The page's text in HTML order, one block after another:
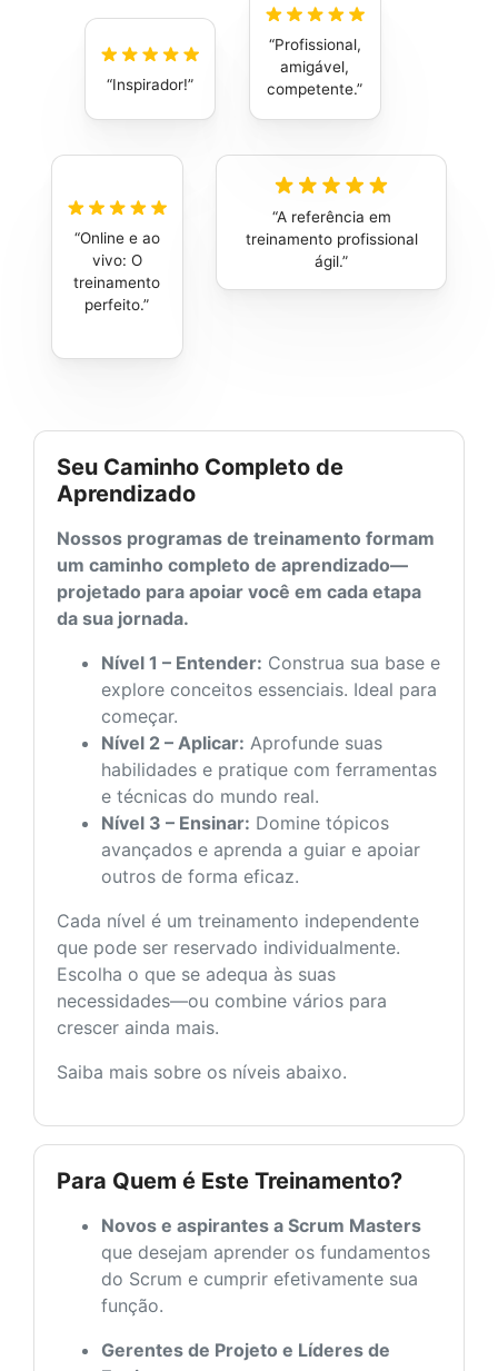
Inspirador!
Online e ao
vivo: O
treinamento
perfeito.
A referência em
treinamento profissional
ágil.
Profissional,
amigável,
competente.
Seu Caminho Completo de
Aprendizado
Nossos programas de treinamento formam
um caminho completo de aprendizado—
projetado para apoiar você em cada etapa
da sua jornada.
Nível 1 – Entender: Construa sua base e
explore conceitos essenciais. Ideal para
começar.
Nível 2 – Aplicar: Aprofunde suas
habilidades e pratique com ferramentas
e técnicas do mundo real.
Nível 3 – Ensinar: Domine tópicos
avançados e aprenda a guiar e apoiar
outros de forma eficaz.
Cada nível é um treinamento independente
que pode ser reservado individualmente.
Escolha o que se adequa às suas
necessidades—ou combine vários para
crescer ainda mais.
Saiba mais sobre os níveis abaixo.
Para Quem é Este Treinamento?
Novos e aspirantes a Scrum Masters
que desejam aprender os fundamentos
do Scrum e cumprir efetivamente sua
função.
Gerentes de Projeto e Líderes de